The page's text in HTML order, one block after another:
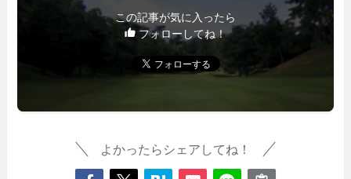
この記事が気に入ったら
フォローしてね！
よかったらシェアしてね！